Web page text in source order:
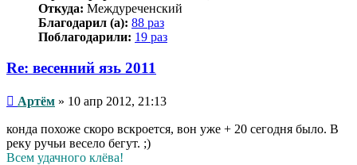
Откуда: Междуреченский
Благодарил (а): 88 раз
Поблагодарили: 19 раз
Re: весенний язь 2011
Сообщение
Артём » 10 апр 2012, 21:13
конда похоже скоро вскроется, вон уже + 20 сегодня было. В
реку ручьи весело бегут. ;)
Всем удачного клёва!